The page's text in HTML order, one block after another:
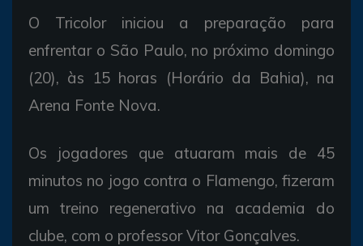
O Tricolor iniciou a preparação para
enfrentar o São Paulo, no próximo domingo
(20), às 15 horas (Horário da Bahia), na
Arena Fonte Nova.
Os jogadores que atuaram mais de 45
minutos no jogo contra o Flamengo, fizeram
um treino regenerativo na academia do
clube, com o professor Vitor Gonçalves.